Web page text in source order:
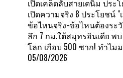
เปิดเคล็ดลับสายเดนิม ประ
เปิดความจริง 8 ประโยชน์
ข้อไหนจริง-ข้อไหนต้องระวั
ลึก 7 กม.ใต้สมุทรอินเดีย พ
โลก เกือบ 500 ซาก! ทำไ
05/08/2026